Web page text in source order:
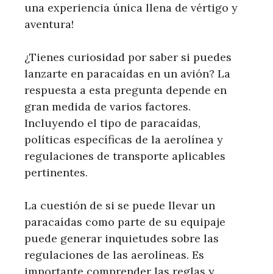
una experiencia única llena de vértigo y
aventura!
¿Tienes curiosidad por saber si puedes
lanzarte en paracaídas en un avión? La
respuesta a esta pregunta depende en
gran medida de varios factores.
Incluyendo el tipo de paracaídas,
políticas específicas de la aerolínea y
regulaciones de transporte aplicables
pertinentes.
La cuestión de si se puede llevar un
paracaídas como parte de su equipaje
puede generar inquietudes sobre las
regulaciones de las aerolíneas. Es